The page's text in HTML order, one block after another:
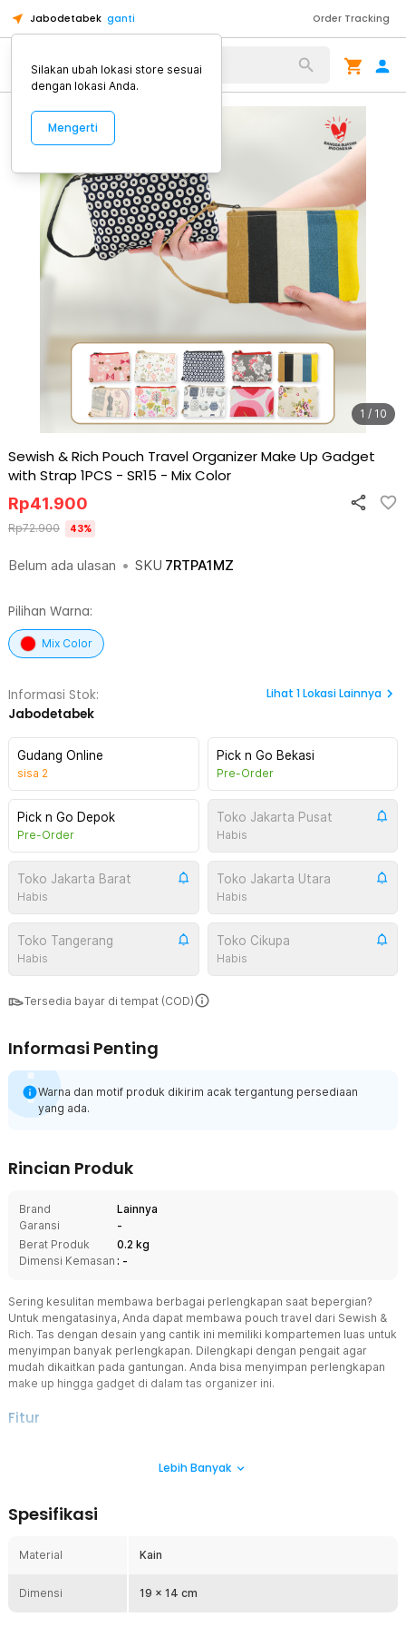
Jabodetabek ganti Order Tracking
Alat Kopi
1 / 10
Sewish & Rich Pouch Travel Organizer Make Up Gadget
with Strap 1PCS - SR15 - Mix Color
Belum ada ulasan • SKU 7RTPA1MZ
Rp41.900
Rp72.900 43%
Pilihan Warna:
Mix Color
Informasi Stok:
Jabodetabek
Lihat 1Lokasi Lainnya
Gudang Online
sisa 2
Pick n Go Bekasi
Pre-Order
Pick n Go Depok
Pre-Order
Toko Jakarta Pusat
Habis
Toko Jakarta Barat
Habis
Toko Jakarta Utara
Habis
Toko Tangerang
Habis
Toko Cikupa
Habis
Tersedia bayar di tempat (COD)
Informasi Penting
Warna dan motif produk dikirim acak tergantung persediaan
yang ada.
Rincian Produk
Brand
Lainnya
Garansi
-
Berat Produk
0.2 kg
Dimensi Kemasan : -
Sering kesulitan membawa berbagai perlengkapan saat bepergian?
Untuk mengatasinya, Anda dapat membawa pouch travel dari Sewish &
Rich. Tas dengan desain yang cantik ini memiliki kompartemen luas untuk
menyimpan banyak perlengkapan. Dilengkapi dengan pengait agar
mudah dikaitkan pada gantungan. Anda bisa menyimpan perlengkapan
make up hingga gadget di dalam tas organizer ini.
Fitur
Pouch travel dibekali kompartemen utama yang cukup untuk
pouch make up ataupun gadget bag.
Saat pergi ke tempat tertentu, terkadang Anda kebingungan
pouch travel dari Sewish & Rich ini dilengkapi dengan strap agar
Lebih Banyak
Spesifikasi
Material Kain
Dimensi 19 x 14 cm
Silakan ubah lokasi store sesuai
dengan lokasi Anda.
Mengerti